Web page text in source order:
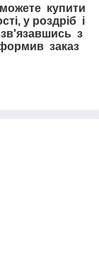
купити
у роздріб і
з
заказ